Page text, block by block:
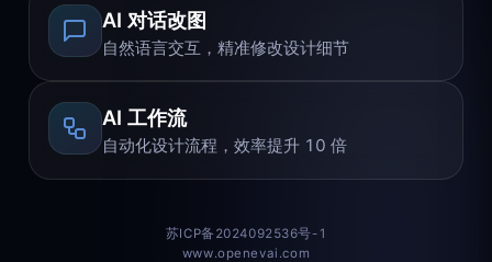
AI 对话改图
自然语言交互，精准修改设计细节
AI 工作流
自动化设计流程，效率提升 10 倍
苏ICP备2024092536号-1
www.openevai.com